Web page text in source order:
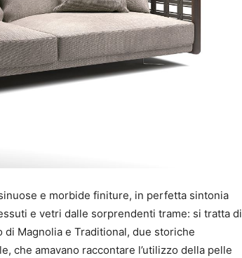
e morbide finiture, in perfetta sintonia
e vetri dalle sorprendenti trame: si tratta di
Magnolia e Traditional, due storiche
che amavano raccontare l’utilizzo della pelle